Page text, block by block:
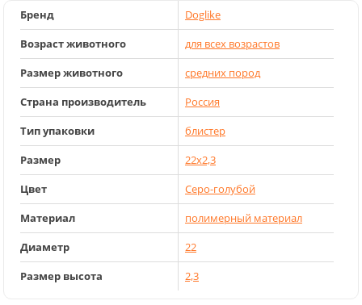
Бренд
Doglike
Возраст животного
для всех возрастов
Размер животного
средних пород
Страна производитель
Россия
Тип упаковки
блистер
Размер
22х2,3
Цвет
Серо-голубой
Материал
полимерный материал
Диаметр
22
Размер высота
2,3